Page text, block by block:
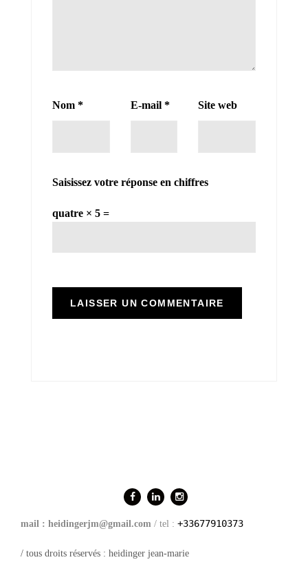
Nom * E-mail * Site web
Saisissez votre réponse en chiffres
quatre × 5 =
mail : heidingerjm@gmail.com / tel : +33677910373
/ tous droits réservés : heidinger jean-marie